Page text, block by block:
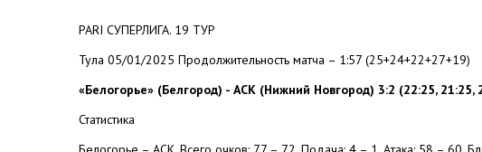
PARI СУПЕРЛИГА. 19 ТУР
Тула 05/01/2025 Продолжительность матча – 1:57 (25+24+22+27+19)
«Белогорье» (Белгород) - АСК (Нижний Новгород) 3:2 (22:25, 21:25,
Статистика